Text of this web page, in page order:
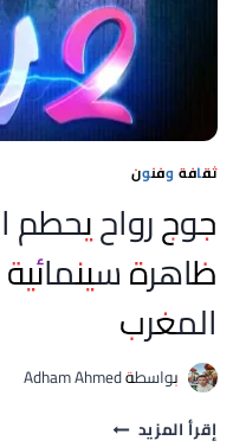
ثقافة وفنون
جوج رواح يحطم
ظاهرة
المغرب
بواسطةAdham Ahmed
إقرأ المزيد جوج